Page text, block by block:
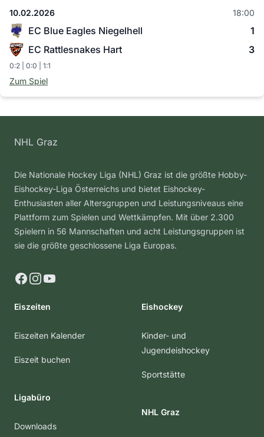
10.02.2026 18:00
EC Blue Eagles Niegelhell
1
EC Rattlesnakes Hart
3
0:2 | 0:0 | 1:1
Zum Spiel
NHL Graz
Die Nationale Hockey Liga (NHL) Graz ist die größte Hobby-
Eishockey-Liga Österreichs und bietet Eishockey-
Enthusiasten aller Altersgruppen und Leistungsniveaus eine
Plattform zum Spielen und Wettkämpfen. Mit über 2.300
Spielern in 56 Mannschaften und acht Leistungsgruppen ist
sie die größte geschlossene Liga Europas.
Facebook
Instagram
YouTube
Eiszeiten
Eiszeiten Kalender
Eiszeit buchen
Ligabüro
Downloads
Eishockey
Kinder- und
Jugendeishockey
Sportstätte
NHL Graz